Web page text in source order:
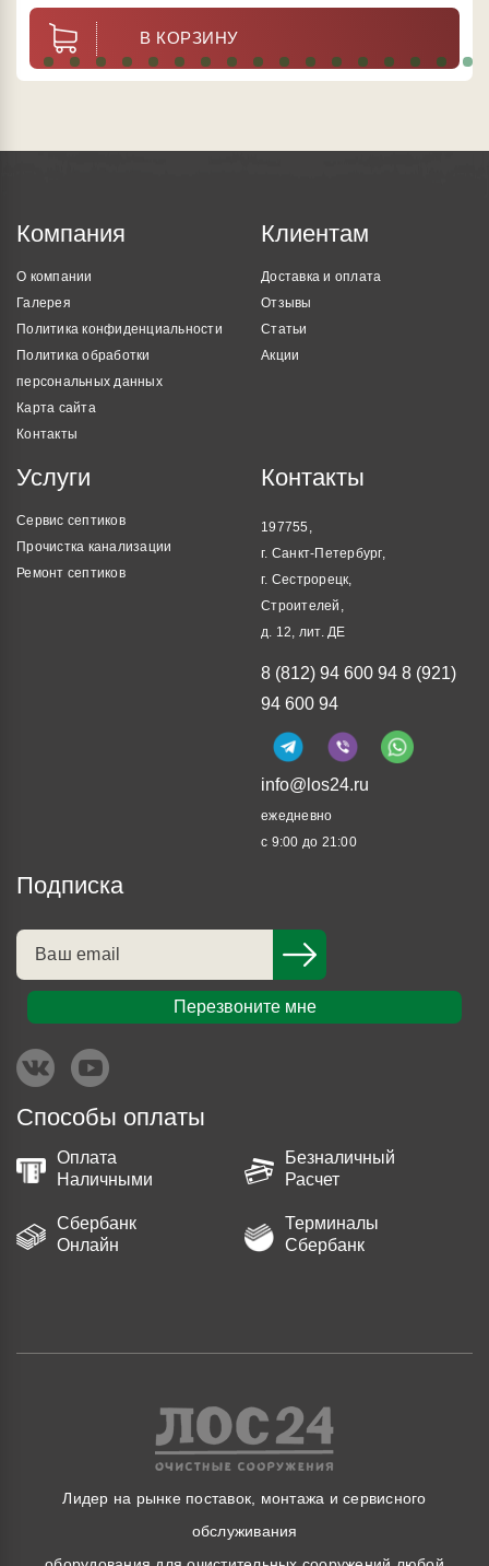
В КОРЗИНУ
Компания
О компании
Галерея
Политика конфиденциальности
Политика обработки
персональных данных
Карта сайта
Контакты
Клиентам
Доставка и оплата
Отзывы
Статьи
Акции
Услуги
Сервис септиков
Прочистка канализации
Ремонт септиков
Контакты
197755,
г. Санкт-Петербург,
г. Сестрорецк,
Строителей,
д. 12, лит. ДЕ
8 (812) 94 600 94 8 (921)
94 600 94
info@los24.ru
ежедневно
с 9:00 до 21:00
Подписка
Перезвоните мне
Способы оплаты
Оплата
Наличными
Безналичный
Расчет
Сбербанк
Онлайн
Терминалы
Сбербанк
Лидер на рынке поставок, монтажа и сервисного
обслуживания